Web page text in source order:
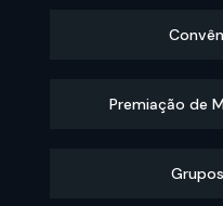
Premiação de